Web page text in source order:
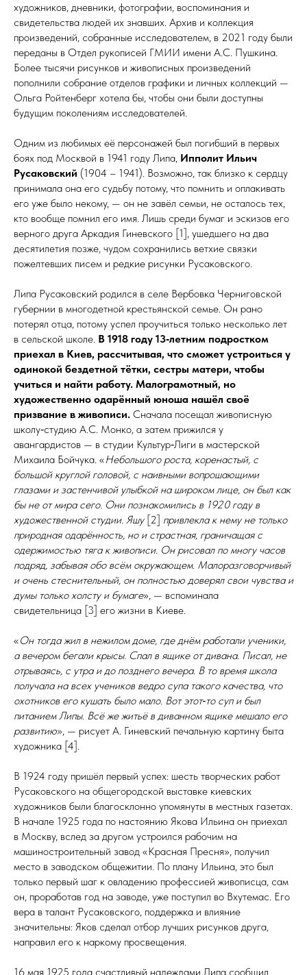
художников, дневники, фотографии, воспоминания и
свидетельства людей их знавших. Архив и коллекция
произведений, собранные исследователем, в 2021 году были
переданы в Отдел рукописей ГМИИ имени А.С. Пушкина.
Более тысячи рисунков и живописных произведений
пополнили собрание отделов графики и личных коллекций —
Ольга Ройтенберг хотела бы, чтобы они были доступны
будущим поколениям исследователей.
Одним из любимых её персонажей был погибший в первых
боях под Москвой в 1941 году Липа, Ипполит Ильич
Русаковский (1904 – 1941). Возможно, так близко к серд­цу
принимала она его судьбу потому, что помнить и оплакивать
его уже было некому, — он не завёл семьи, не осталось тех,
кто вообще помнил его имя. Лишь среди бумаг и эскизов его
верного друга Аркадия Гиневского [1], ушедшего на два
десятилетия позже, чудом сохранились ветхие связки
пожелтевших писем и редкие рисунки Русаковского.
Липа Русаковский родился в селе Вербовка Черниговской
губернии в многодетной крестьянской семье. Он рано
потерял отца, потому успел про­учить­ся только несколько лет
в сельской школе. В 1918 го­ду 13‑летним подростком
приехал в Киев, рассчитывая, что сможет устроиться у
одинокой бездетной тётки, сестры матери, чтобы
учиться и найти работу. Малограмотный, но
художественно одарённый юноша нашёл своё
призвание в живописи. Сначала посещал живописную
школу‑студию А.С. Монко, а затем прижился у
авангардистов — в студии Культур‑Лиги в мастерской
Михаила Бойчука. «Небольшого роста, коренастый, с
большой круглой головой, с наивными вопрошающими
глазами и застенчивой улыбкой на широком лице, он был как
бы не от мира сего. Они познакомились в 1920 году в
художественной студии. Яшу[2] привлекла к нему не только
природная одарённость, но и страстная, граничащая с
одержимостью тяга к живописи. Он рисовал по многу часов
подряд, забывая обо всём окружающем. Малоразговорчивый
и очень стеснительный, он полностью доверял свои чувства и
думы только холсту и бумаге», — вспоминала
свидетельница [3] его жизни в Киеве.
«Он тогда жил в нежилом доме, где днём работали ученики,
а вечером бегали крысы. Спал в ящике от дивана. Писал, не
отрываясь, с утра и до позднего вечера. В то время школа
получала на всех учеников ведро супа такого качества, что
охотников его кушать было мало. Вот этот‑то суп и был
питанием Липы. Всё же житьё в диванном ящике мешало его
развитию», — рисует А. Гиневский печальную картину быта
ху­дож­ника [4].
В 1924 году пришёл первый успех: шесть творческих работ
Русаковского на общегородской выставке киевских
художников были благосклонно упомянуты в местных газетах.
В начале 1925 года по настоянию Якова Ильина он приехал
в Москву, вслед за другом устроился рабочим на
машиностроительный завод «Красная Пресня», получил
место в заводском общежитии. По плану Ильина, это был
только первый шаг к овладению профессией живописца, сам
он, проработав год на заводе, уже поступил во Вхутемас. Его
вера в талант Русаковского, поддержка и влияние
значительны: Яков сделал отбор лучших рисунков друга,
направил его к наркому просвещения.
16 мая 1925 года счастливый на­деж­да­ми Липа сообщил